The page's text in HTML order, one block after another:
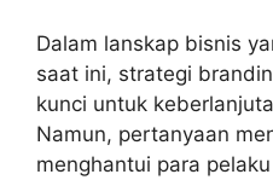
Dalam lanskap bisnis
saat ini, strategi
kunci untuk
Namun, pertanyaan
menghantui para